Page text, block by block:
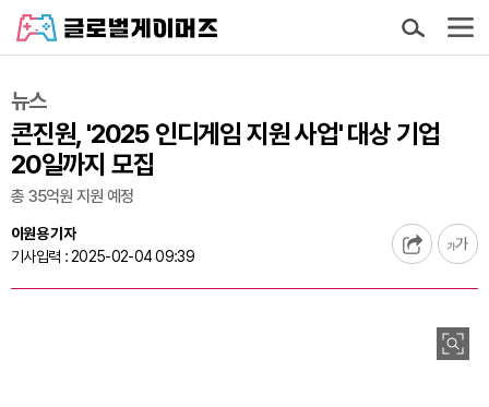
뉴스
콘진원, '2025 인디게임 지원 사업' 대상 기업
20일까지 모집
총 35억원 지원 예정
이원용 기자
기사입력 : 2025-02-04 09:39